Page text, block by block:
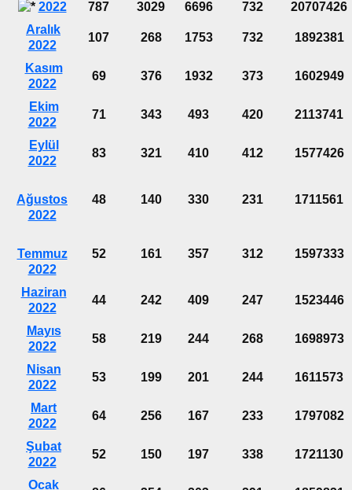
2022 787 3029 6696 732
20707426
Aralık
2022
107 268 1753 732 1892381
Kasım
2022
69 376 1932 373 1602949
Ekim
2022
71 343 493 420 2113741
Eylül
2022
83 321 410 412 1577426
Ağustos
2022
48 140 330 231 1711561
Temmuz
2022
52 161 357 312 1597333
Haziran
2022
44 242 409 247 1523446
Mayıs
2022
58 219 244 268 1698973
Nisan
2022
53 199 201 244 1611573
Mart
2022
64 256 167 233 1797082
Şubat
2022
52 150 197 338 1721130
Ocak